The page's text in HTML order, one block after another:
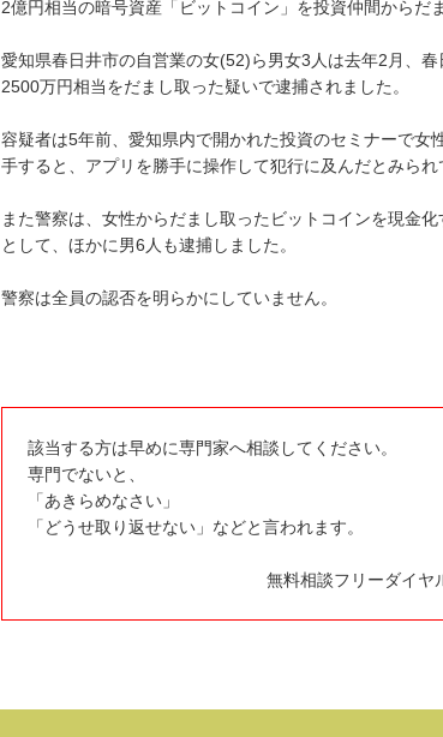
2億円相当の暗号資産「ビットコイン」を投資仲間からだ
愛知県春日井市の自営業の女(52)ら男女3人は去年2月、
2500万円相当をだまし取った疑いで逮捕されました。
容疑者は5年前、愛知県内で開かれた投資のセミナーで女
手すると、アプリを勝手に操作して犯行に及んだとみられ
また警察は、女性からだまし取ったビットコインを現金
として、ほかに男6人も逮捕しました。
警察は全員の認否を明らかにしていません。
該当する方は早めに専門家へ相談してください。
専門でないと、
「あきらめなさい」
「どうせ取り返せない」などと言われます。
無料相談フリーダイ